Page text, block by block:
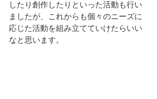
したり創作したりといった活動も行い
ましたが、これからも個々のニーズに
応じた活動を組み立てていけたらいい
なと思います。